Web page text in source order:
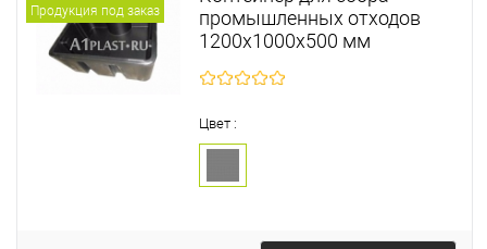
Продукция под заказ
промышленных отходов
1200х1000х500 мм
Цвет :